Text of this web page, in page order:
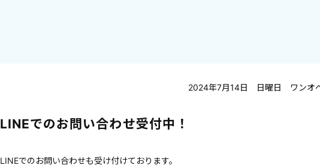
2024年7月14日 日曜日 ワンオ
LINEでのお問い合わせ受付中！
LINEでのお問い合わせも受け付けております。